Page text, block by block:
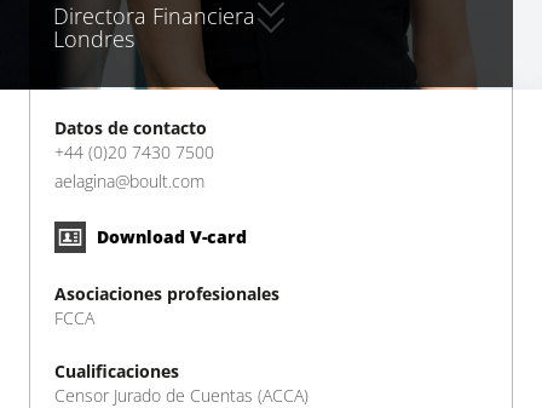
Directora Financiera
Londres
Datos de contacto
+44 (0)20 7430 7500
aelagina@boult.com
Download V-card
Asociaciones profesionales
FCCA
Cualificaciones
Censor Jurado de Cuentas (ACCA)